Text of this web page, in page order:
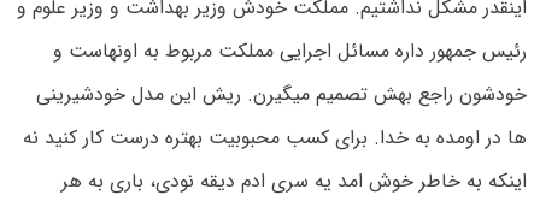
اینقدر مشکل نداشتیم. مملکت خودش وزیر بهداشت و وزیر علوم و
رئیس جمهور داره مسائل اجرایی مملکت مربوط به اونهاست و
خودشون راجع بهش تصمیم میگیرن. ریش این مدل خودشیرینی
ها در اومده به خدا. برای کسب محبوبیت بهتره درست کار کنید نه
اینکه به خاطر خوش امد یه سری ادم دیقه نودی، باری به هر